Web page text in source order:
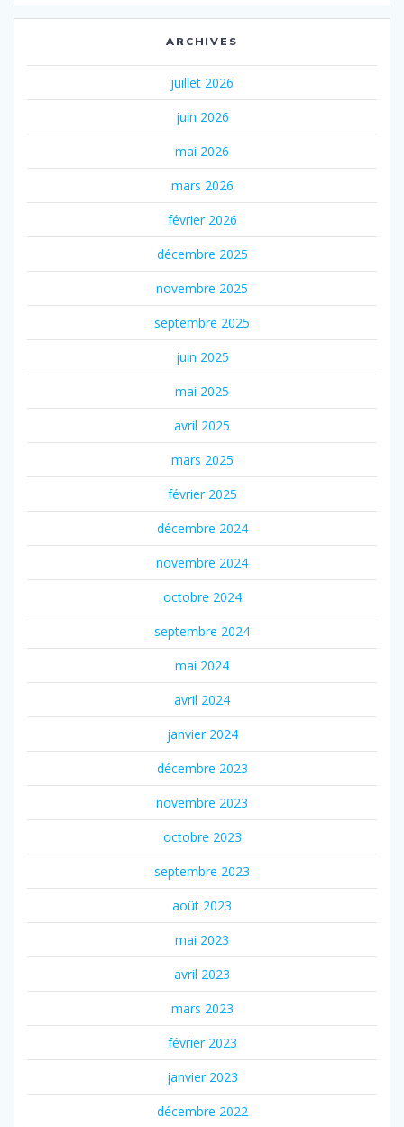
ARCHIVES
juillet 2026
juin 2026
mai 2026
mars 2026
février 2026
décembre 2025
novembre 2025
septembre 2025
juin 2025
mai 2025
avril 2025
mars 2025
février 2025
décembre 2024
novembre 2024
octobre 2024
septembre 2024
mai 2024
avril 2024
janvier 2024
décembre 2023
novembre 2023
octobre 2023
septembre 2023
août 2023
mai 2023
avril 2023
mars 2023
février 2023
janvier 2023
décembre 2022